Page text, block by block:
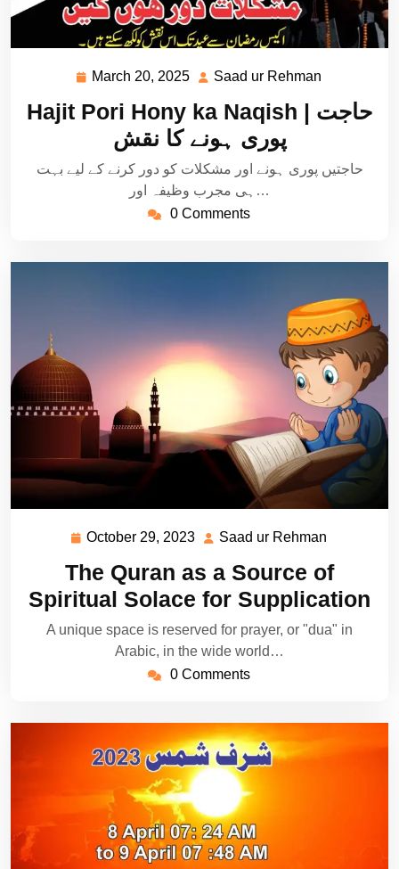
March 20, 2025 March
2025
Saad ur Rehman
Rehman
Hajit Pori Hony ka Naqish | حاجت
پوری ہونے کا نقش
حاجتیں پوری ہونے اور مشکلات کو دور کرنے کے لیے بہت
ہی مجرب وظیفہ اور…
0 Comments
October 29, 2023 October
2023
Saad ur Rehman
Rehman
The Quran as a Source of
Spiritual Solace for Supplication
A unique space is reserved for prayer, or "dua" in
Arabic, in the wide world…
0 Comments